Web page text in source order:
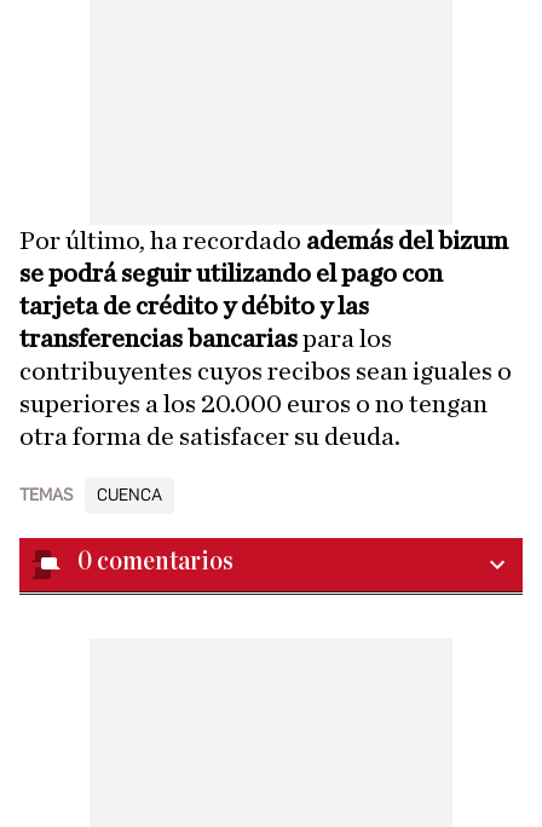
Por último, ha recordado además del bizum
se podrá seguir utilizando el pago con
tarjeta de crédito y débito y las
transferencias bancariaspara los
contribuyentes cuyos recibos sean iguales o
superiores a los 20.000 euros o no tengan
otra forma de satisfacer su deuda.
TEMAS CUENCA
0 comentarios